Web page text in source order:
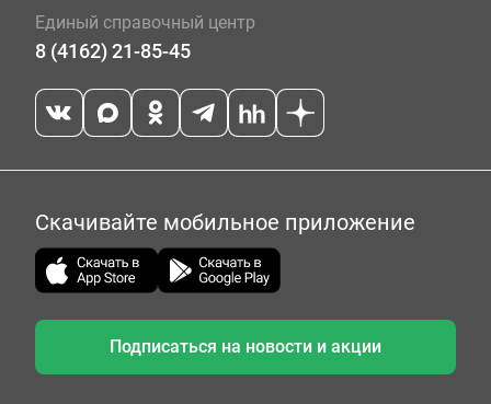
Единый справочный центр
8 (4162) 21-85-45
Скачивайте мобильное приложение
Подписаться на новости и акции